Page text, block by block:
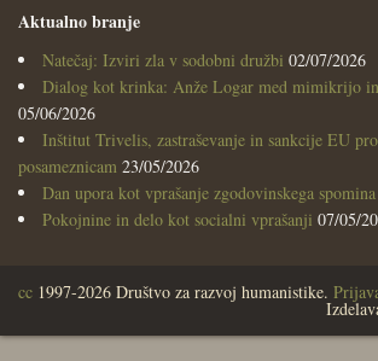
Aktualno branje
Natečaj: Izviri zla v sodobni družbi 02/07/2026
Dialog kot krinka: Anže Logar med mimikrijo
05/06/2026
Inštitut Trivelis, zastraševanje in sankcije EU
posameznicam 23/05/2026
Dan upora kot vprašanje zgodovinskega spomina
Pokojnine in delo kot socialni vprašanji 07/05/
cc 1997-2026 Društvo za razvoj humanistike.